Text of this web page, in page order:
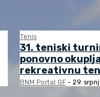
Tenis
31. teniski turnir
ponovno
rekreativnu
BNM Portal GF - 29.